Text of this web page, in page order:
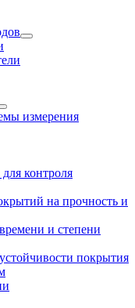
измерения
контроля
на прочность и
и степени
покрытия